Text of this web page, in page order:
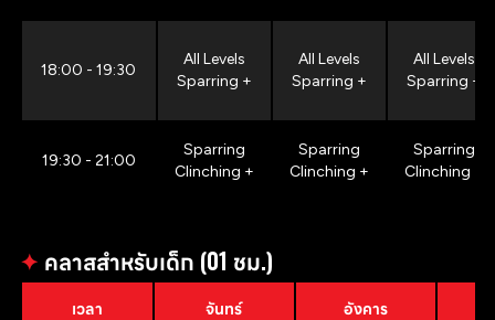
18:00 - 19:30
All Levels
Sparring +
All Levels
Sparring +
All Levels
Sparring +
19:30 - 21:00
Sparring
Clinching +
Sparring
Clinching +
Sparring
Clinching +
✦ คลาสสำหรับเด็ก (01 ชม.)
เวลา จันทร์ อังคาร